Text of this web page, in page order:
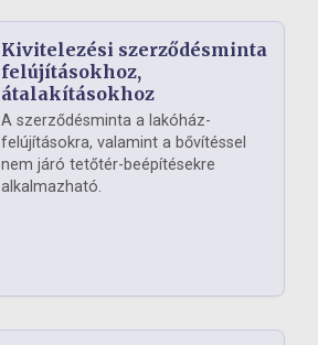
Kivitelezési szerződésminta
felújításokhoz,
átalakításokhoz
A szerződésminta a lakóház-
felújításokra, valamint a bővítéssel
nem járó tetőtér-beépítésekre
alkalmazható.